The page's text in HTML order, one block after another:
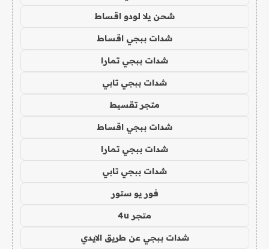
شحن يلا لودو اقساط
شدات ببجي اقساط
شدات ببجي تمارا
شدات ببجي تابي
متجر تقسيط
شدات ببجي اقساط
شدات ببجي تمارا
شدات ببجي تابي
فور يو ستور
متجر 4u
شدات ببجي عن طريق الايدي